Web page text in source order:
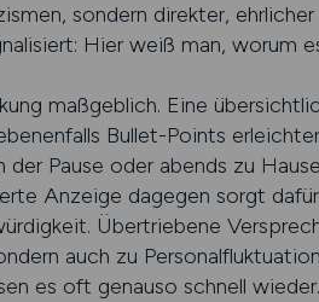
sondern direkter,
Hier weiß man, worum
maßgeblich. Eine
Bullet-Points
Pause oder abends zu
Anzeige dagegen sorgt
Übertriebene
auch zu
es oft genauso schnell wieder.